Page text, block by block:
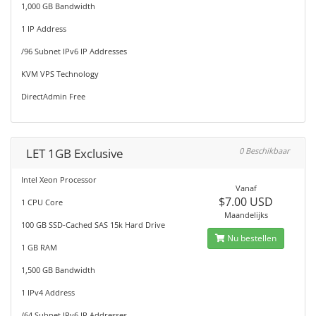
1,000 GB Bandwidth
1 IP Address
/96 Subnet IPv6 IP Addresses
KVM VPS Technology
DirectAdmin Free
LET 1GB Exclusive 0 Beschikbaar
Intel Xeon Processor
1 CPU Core
100 GB SSD-Cached SAS 15k Hard Drive
1 GB RAM
1,500 GB Bandwidth
1 IPv4 Address
Vanaf
$7.00 USD
Maandelijks
Nu bestellen